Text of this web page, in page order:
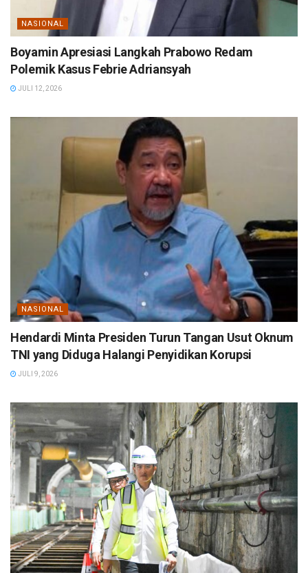
NASIONAL
Boyamin Apresiasi Langkah Prabowo Redam
Polemik Kasus Febrie Adriansyah
JULI 12, 2026
NASIONAL
Hendardi Minta Presiden Turun Tangan Usut Oknum
TNI yang Diduga Halangi Penyidikan Korupsi
JULI 9, 2026